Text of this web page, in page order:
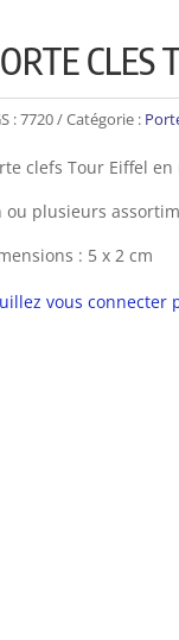
CLES
:7720 Catégorie :
clefs Tour Eiffel en
ou plusieurs
: 5 x 2 cm
vous connecter